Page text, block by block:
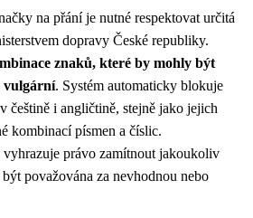
na přání je nutné respektovat určitá
dopravy České republiky.
znaků, které by mohly být
vulgární. Systém automaticky blokuje
češtině i angličtině, stejně jako jejich
kombinací písmen a číslic.
právo zamítnout jakoukoliv
považována za nevhodnou nebo